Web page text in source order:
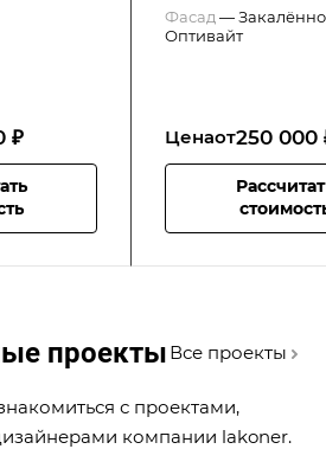
₽
Фасад —
Оптивайт
Ценаот250 000
проекты Все проекты
с проектами,
компании lakoner.